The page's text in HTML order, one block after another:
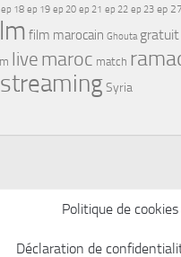
ep 18 ep 19 ep 20 ep 21 ep 22 ep 23 ep 27
film marocain Ghouta gratuit
live maroc match
streamingSyria
Politique de cookies
Déclaration de